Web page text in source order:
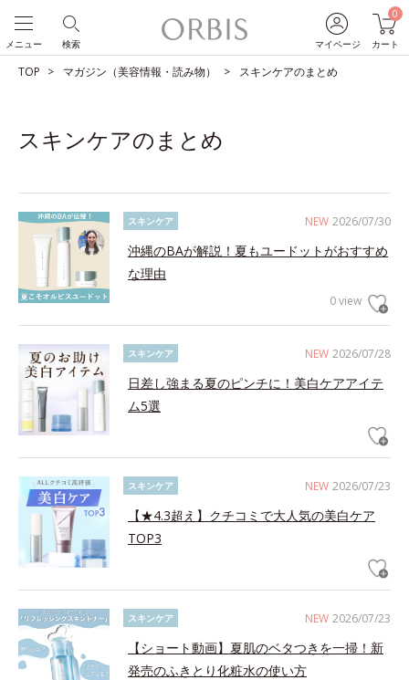
マイページ
0
カート
検索
メニュー
TOP マガジン（美容情報・読み物） スキンケアのまとめ
スキンケアのまとめ
NEW 2026/07/30
スキンケア
沖縄のBAが解説！夏もユードットがおすすめ
な理由
0 view
NEW 2026/07/28
スキンケア
日差し強まる夏のピンチに！美白ケアアイテ
ム5選
NEW 2026/07/23
スキンケア
【★4.3超え】クチコミで大人気の美白ケア
TOP3
NEW 2026/07/23
スキンケア
【ショート動画】夏肌のベタつきを一掃！新
発売のふきとり化粧水の使い方